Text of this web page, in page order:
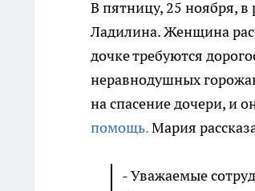
В пятницу, 25 ноября,
Ладилина. Женщина
дочке требуются
неравнодушных
на спасение дочери, и
помощь.Мария
- Уважаемые